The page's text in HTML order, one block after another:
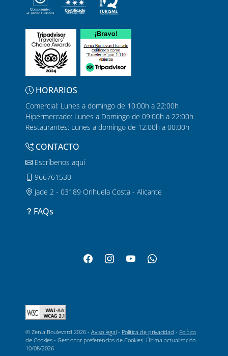
HORARIOS
Comercial: Lunes a domingo de 10:00h a 22:00h
Hipermercado: Lunes a Domingo de 09:00h a 22:00h
Restaurantes: Lunes a domingo de 12:00h a 00:00h
CONTACTO
Escríbenos aquí
966761530
Jade 2 - 03189 Orihuela Costa - Alicante
FAQs
© Zenia Boulevard 2026 - Aviso legal - Política de privacidad - Política
de Cookies - Gestionar preferencias de Cookies . Última actualización
10/08/2026